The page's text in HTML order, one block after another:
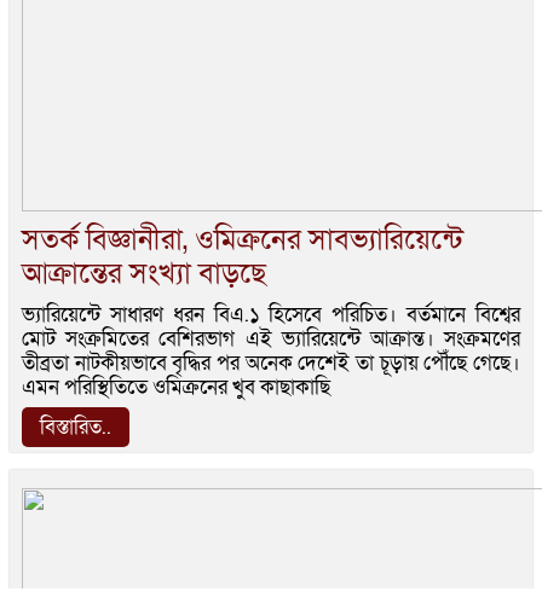
সতর্ক বিজ্ঞানীরা, ওমিক্রনের সাবভ্যারিয়েন্টে
আক্রান্তের সংখ্যা বাড়ছে
ভ্যারিয়েন্টে সাধারণ ধরন বিএ.১ হিসেবে পরিচিত। বর্তমানে বিশ্বের
মোট সংক্রমিতের বেশিরভাগ এই ভ্যারিয়েন্টে আক্রান্ত। সংক্রমণের
তীব্রতা নাটকীয়ভাবে বৃদ্ধির পর অনেক দেশেই তা চূড়ায় পৌঁছে গেছে।
এমন পরিস্থিতিতে ওমিক্রনের খুব কাছাকাছি
বিস্তারিত..